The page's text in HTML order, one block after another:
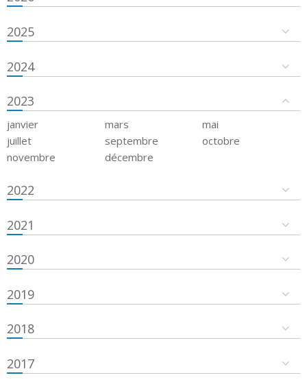
2025
2024
2023
janvier mars
mai
juillet
septembre
octobre
novembre
décembre
2022
2021
2020
2019
2018
2017